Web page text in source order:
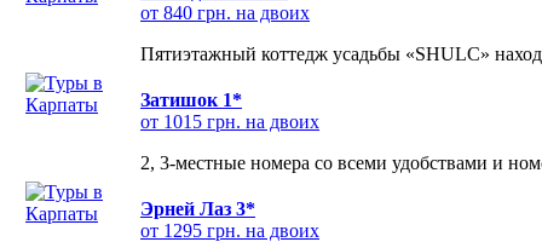
от 840 грн. на двоих
Пятиэтажный коттедж усадьбы «SHULC»
Затишок 1*
от 1015 грн. на двоих
2, 3-местные номера со всеми удобствами и
Эрней Лаз 3*
от 1295 грн. на двоих